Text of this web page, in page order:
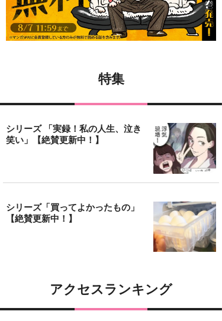
特集
シリーズ 「実録！私の人生、泣き
笑い」【絶賛更新中！】
シリーズ「買ってよかったもの」
【絶賛更新中！】
アクセスランキング